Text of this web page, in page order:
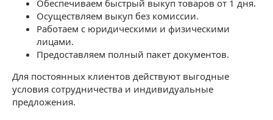
Обеспечиваем быстрый выкуп товаров от 1 дня.
Осуществляем выкуп без комиссии.
Работаем с юридическими и физическими
лицами.
Предоставляем полный пакет документов.
Для постоянных клиентов действуют выгодные
условия сотрудничества и индивидуальные
предложения.